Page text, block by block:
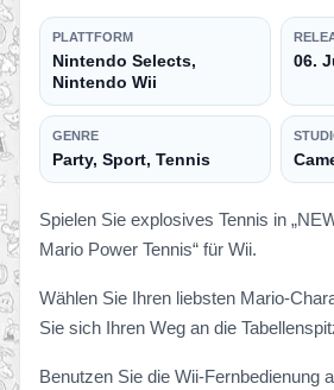
PLATTFORM
Nintendo Selects,
Nintendo Wii
06.
GENRE
Party, Sport, Tennis
Spielen Sie explosives Tennis in
Mario Power Tennis“ für Wii.
Wählen Sie Ihren liebsten Mario-
Sie sich Ihren Weg an die
Benutzen Sie die Wii-Fernbedienung